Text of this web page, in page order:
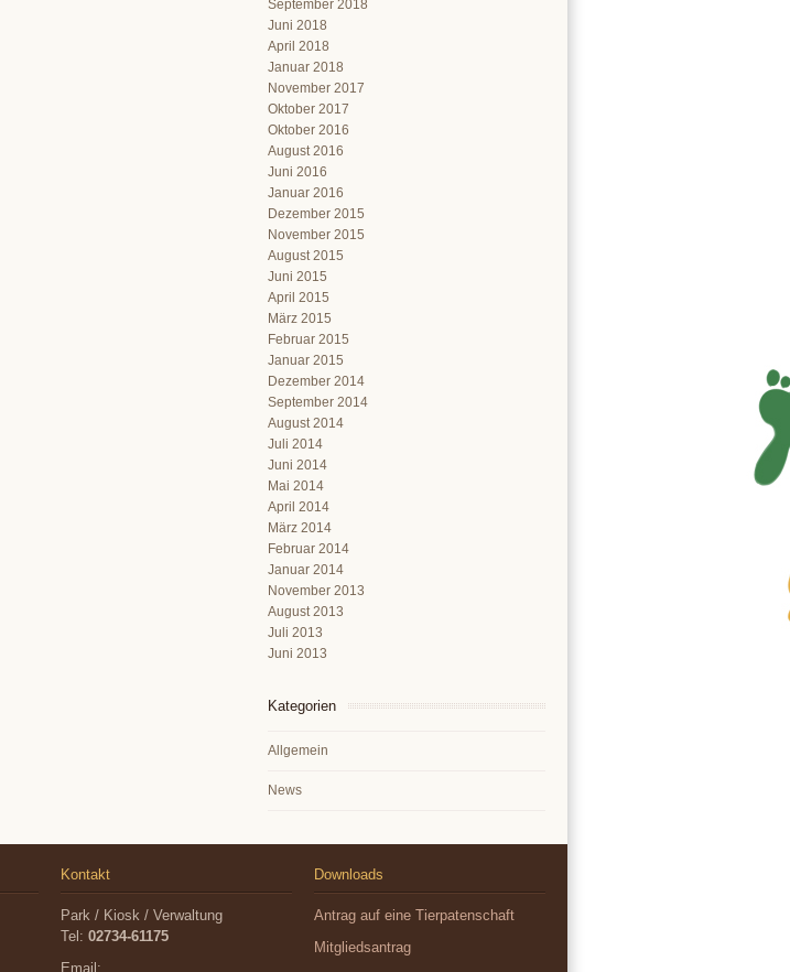
September 2018
Juni 2018
April 2018
Januar 2018
November 2017
Oktober 2017
Oktober 2016
August 2016
Juni 2016
Januar 2016
Dezember 2015
November 2015
August 2015
Juni 2015
April 2015
März 2015
Februar 2015
Januar 2015
Dezember 2014
September 2014
August 2014
Juli 2014
Juni 2014
Mai 2014
April 2014
März 2014
Februar 2014
Januar 2014
November 2013
August 2013
Juli 2013
Juni 2013
Kategorien
Allgemein
News
Kontakt
Park / Kiosk / Verwaltung
Tel: 02734-61175
Email:
Downloads
Antrag auf eine Tierpatenschaft
Mitgliedsantrag